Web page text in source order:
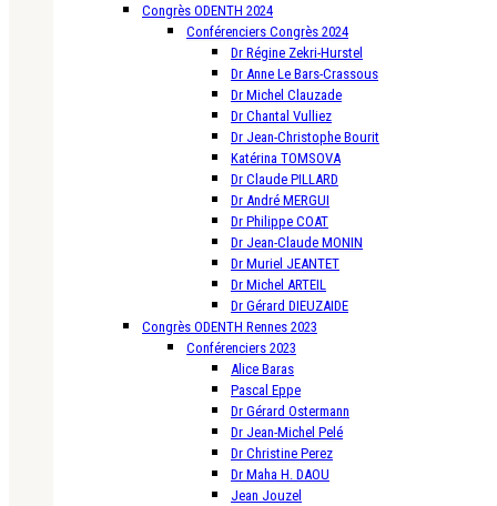
Congrès ODENTH 2024
Conférenciers Congrès 2024
Dr Régine Zekri-Hurstel
Dr Anne Le Bars-Crassous
Dr Michel Clauzade
Dr Chantal Vulliez
Dr Jean-Christophe Bourit
Katérina TOMSOVA
Dr Claude PILLARD
Dr André MERGUI
Dr Philippe COAT
Dr Jean-Claude MONIN
Dr Muriel JEANTET
Dr Michel ARTEIL
Dr Gérard DIEUZAIDE
Congrès ODENTH Rennes 2023
Conférenciers 2023
Alice Baras
Pascal Eppe
Dr Gérard Ostermann
Dr Jean-Michel Pelé
Dr Christine Perez
Dr Maha H. DAOU
Jean Jouzel